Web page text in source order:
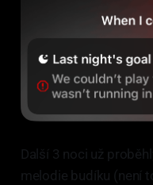
Další 3 noci už
melodie budíku (není